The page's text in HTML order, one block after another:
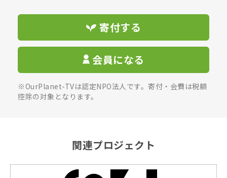
寄付する
会員になる
※OurPlanet-TVは認定NPO法人です。寄付・会費は税額
控除の対象となります。
関連プロジェクト